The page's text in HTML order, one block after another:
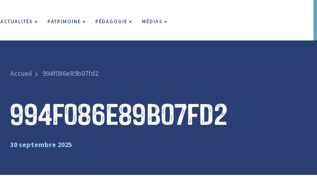
ACTUALITÉS PATRIMOINE PÉDAGOGIE MÉDIAS
Accueil 994f086e89b07fd2
994f086e89b07fd2
30 septembre 2025